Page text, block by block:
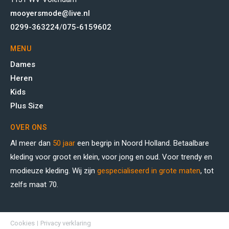
mooyersmode@live.nl
0299-363224/075-6159602
MENU
Dames
Heren
Kids
Plus Size
OVER ONS
Al meer dan 50 jaar een begrip in Noord Holland. Betaalbare
kleding voor groot en klein, voor jong en oud. Voor trendy en
modieuze kleding. Wij zijn gespecialiseerd in grote maten, tot
zelfs maat 70.
Cookies Privacy verklaring